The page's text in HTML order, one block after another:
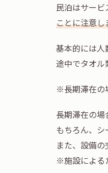
民泊はサー
ことに注意し
基本的には人
途中でタオル
※長期滞在の
長期滞在の
もちろん、
また、設備
※施設による